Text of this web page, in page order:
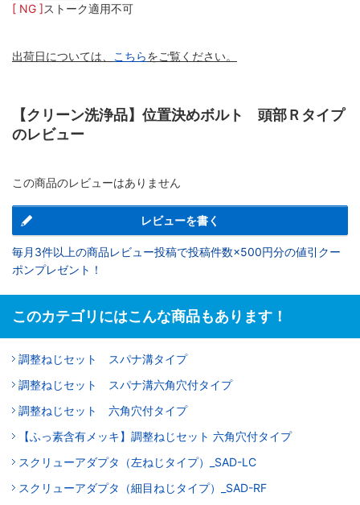
[ NG ]ストーク適用不可
出荷日については、 こちらをご覧ください。
【クリーン洗浄品】位置決めボルト 頭部Ｒタイプ
のレビュー
この商品のレビューはありません
レビューを書く
毎月3件以上の商品レビュー投稿で投稿件数×500円分の値引クー
ポンプレゼント！
このカテゴリにはこんな商品もあります！
調整ねじセット スパナ溝タイプ
調整ねじセット スパナ溝六角穴付タイプ
調整ねじセット 六角穴付タイプ
【ふっ素含有メッキ】調整ねじセット 六角穴付タイプ
スクリューアダプタ（左ねじタイプ）_SAD-LC
スクリューアダプタ（細目ねじタイプ）_SAD-RF